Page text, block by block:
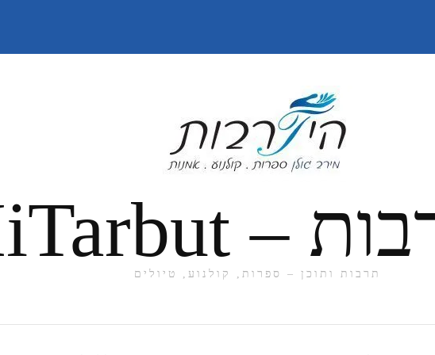
תרבות ותוכן – ספרות, קולנוע, טיולים